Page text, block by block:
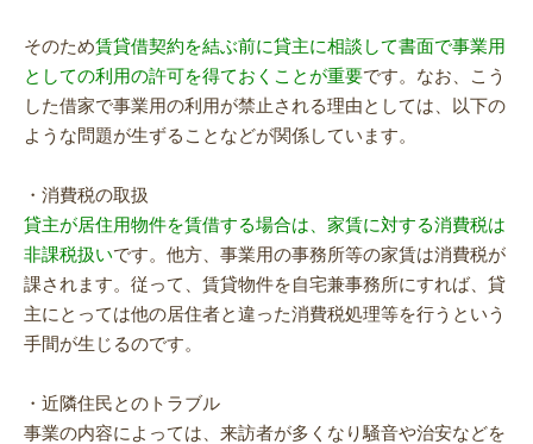
そのため賃貸借契約を結ぶ前に貸主に相談して書面で事業用
としての利用の許可を得ておくことが重要です。なお、こう
した借家で事業用の利用が禁止される理由としては、以下の
ような問題が生ずることなどが関係しています。
・消費税の取扱
貸主が居住用物件を賃借する場合は、家賃に対する消費税は
非課税扱いです。他方、事業用の事務所等の家賃は消費税が
課されます。従って、賃貸物件を自宅兼事務所にすれば、貸
主にとっては他の居住者と違った消費税処理等を行うという
手間が生じるのです。
・近隣住民とのトラブル
事業の内容によっては、来訪者が多くなり騒音や治安などを